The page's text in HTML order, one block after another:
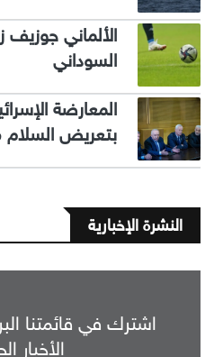
الألماني جوزيف
السوداني
المعارضة
بتعريض
النشرة الإخبارية
اشترك في قائمتنا
الأخبار